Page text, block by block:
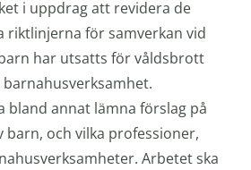
i uppdrag att revidera de
riktlinjerna för samverkan vid
har utsatts för våldsbrott
bland annat lämna förslag på
barn, och vilka professioner,
Arbetet ska